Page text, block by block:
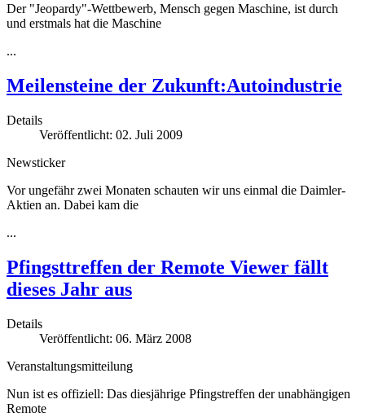
Der "Jeopardy"-Wettbewerb, Mensch gegen Maschine, ist durch
und erstmals hat die Maschine
...
Meilensteine der Zukunft:Autoindustrie
Details
Veröffentlicht: 02. Juli 2009
Newsticker
Vor ungefähr zwei Monaten schauten wir uns einmal die Daimler-
Aktien an. Dabei kam die
...
Pfingsttreffen der Remote Viewer fällt
dieses Jahr aus
Details
Veröffentlicht: 06. März 2008
Veranstaltungsmitteilung
Nun ist es offiziell: Das diesjährige Pfingstreffen der unabhängigen
Remote